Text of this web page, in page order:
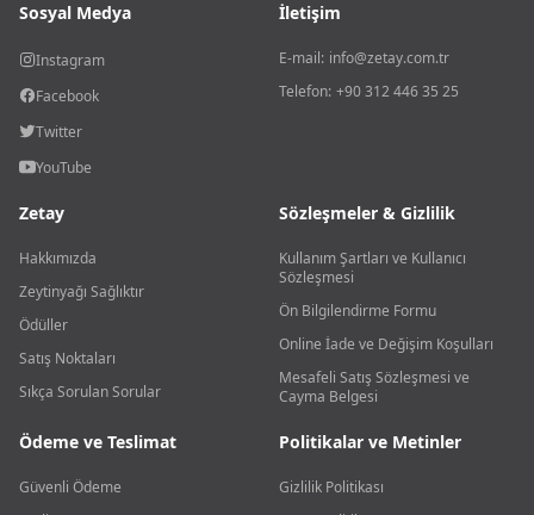
Sosyal Medya
Instagram
Facebook
Twitter
YouTube
İletişim
E-mail: info@zetay.com.tr
Telefon: +90 312 446 35 25
Zetay
Hakkımızda
Zeytinyağı Sağlıktır
Ödüller
Satış Noktaları
Sıkça Sorulan Sorular
Sözleşmeler & Gizlilik
Kullanım Şartları ve Kullanıcı
Sözleşmesi
Ön Bilgilendirme Formu
Online İade ve Değişim Koşulları
Mesafeli Satış Sözleşmesi ve
Cayma Belgesi
Ödeme ve Teslimat
Güvenli Ödeme
Politikalar ve Metinler
Gizlilik Politikası